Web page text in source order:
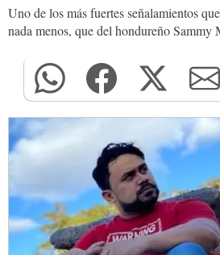
Uno de los más fuertes señalamientos
nada menos, que del hondureño Sammy